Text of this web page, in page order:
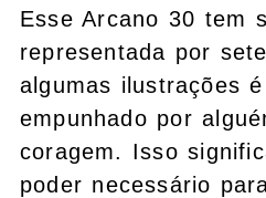
Esse Arcano 30 tem
representada por
algumas ilustrações
empunhado por
coragem. Isso
poder necessário